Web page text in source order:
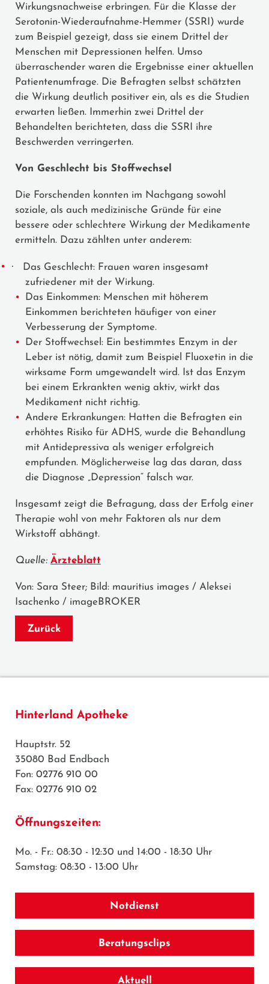
Wirkungsnachweise erbringen. Für die Klasse der
Serotonin-Wiederaufnahme-Hemmer (SSRI) wurde
zum Beispiel gezeigt, dass sie einem Drittel der
Menschen mit Depressionen helfen. Umso
überraschender waren die Ergebnisse einer aktuellen
Patientenumfrage. Die Befragten selbst schätzten
die Wirkung deutlich positiver ein, als es die Studien
erwarten ließen. Immerhin zwei Drittel der
Behandelten berichteten, dass die SSRI ihre
Beschwerden verringerten.
Von Geschlecht bis Stoffwechsel
Die Forschenden konnten im Nachgang sowohl
soziale, als auch medizinische Gründe für eine
bessere oder schlechtere Wirkung der Medikamente
ermitteln. Dazu zählten unter anderem:
·
Das Geschlecht: Frauen waren insgesamt
zufriedener mit der Wirkung.
Das Einkommen: Menschen mit höherem
Einkommen berichteten häufiger von einer
Verbesserung der Symptome.
Der Stoffwechsel: Ein bestimmtes Enzym in der
Leber ist nötig, damit zum Beispiel Fluoxetin in die
wirksame Form umgewandelt wird. Ist das Enzym
bei einem Erkrankten wenig aktiv, wirkt das
Medikament nicht richtig.
Andere Erkrankungen: Hatten die Befragten ein
erhöhtes Risiko für ADHS, wurde die Behandlung
mit Antidepressiva als weniger erfolgreich
empfunden. Möglicherweise lag das daran, dass
die Diagnose „Depression“ falsch war.
Insgesamt zeigt die Befragung, dass der Erfolg einer
Therapie wohl von mehr Faktoren als nur dem
Wirkstoff abhängt.
Quelle: Ärzteblatt
Von: Sara Steer; Bild: mauritius images / Aleksei
Isachenko / imageBROKER
Zurück
Hinterland Apotheke
Hauptstr. 52
35080 Bad Endbach
Fon: 02776 910 00
Fax: 02776 910 02
Öffnungszeiten:
Mo. - Fr.: 08:30 - 12:30 und 14:00 - 18:30 Uhr
Samstag: 08:30 - 13:00 Uhr
Notdienst
Beratungsclips
Aktuell